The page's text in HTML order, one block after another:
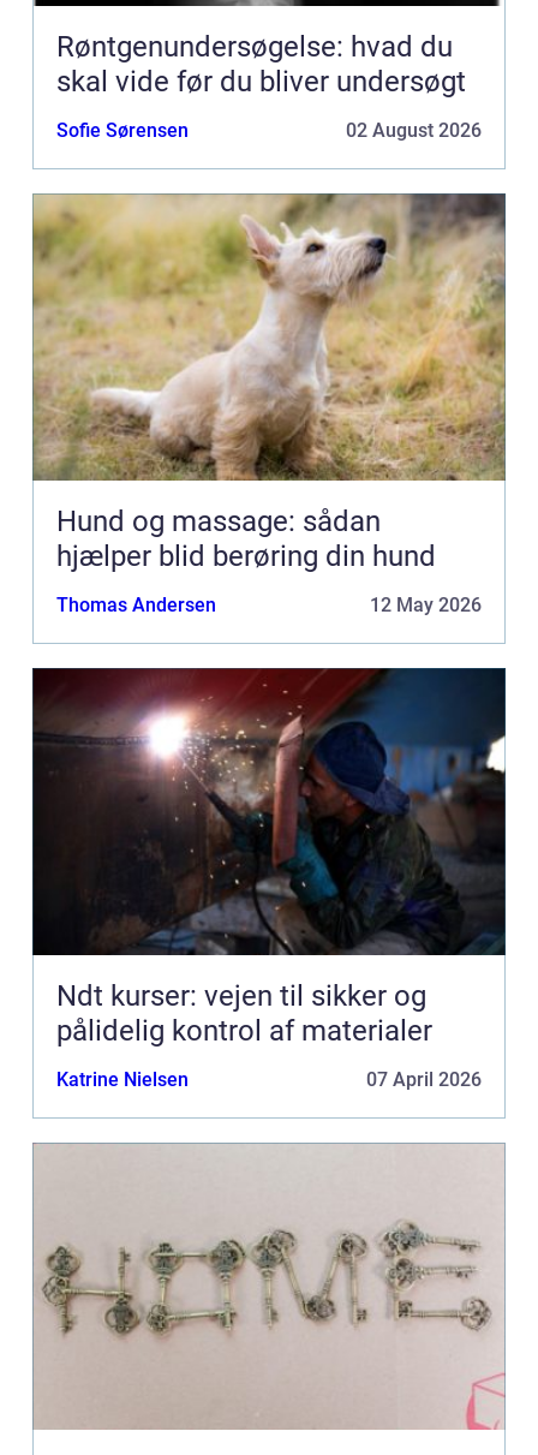
Røntgenundersøgelse: hvad du
skal vide før du bliver undersøgt
Sofie Sørensen 02 August 2026
Hund og massage: sådan
hjælper blid berøring din hund
Thomas Andersen 12 May 2026
Ndt kurser: vejen til sikker og
pålidelig kontrol af materialer
Katrine Nielsen 07 April 2026